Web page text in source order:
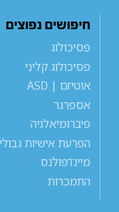
חיפושים נפוצים
פסיכולוג
פסיכולוג קליני
אוטיזם | ASD
אספרגר
פיברומיאלגיה
הפרעת אישיות
מיינדפולנס
התמכרות